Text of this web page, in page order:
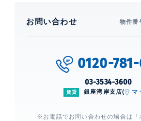
エアコン、 給湯、 洗濯機、 乾燥機
独立、 クローゼット、 シューズイン
ューズクローゼット、 ガスコンロ、
CATV、 BS、 CS、 光
制震構造、 エレベーター、 宅配ボッ
お問い合わせ 物件番
0120-
03-3534-3600
賃貸 銀座湾岸支店( マ
※お電話でお問い合わせの場合は「